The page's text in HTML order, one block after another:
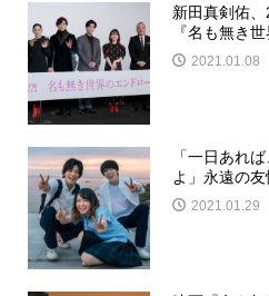
新田真剣佑
『名も無き
2021.01.08
「一日あれ
よ」永遠の友
2021.01.29